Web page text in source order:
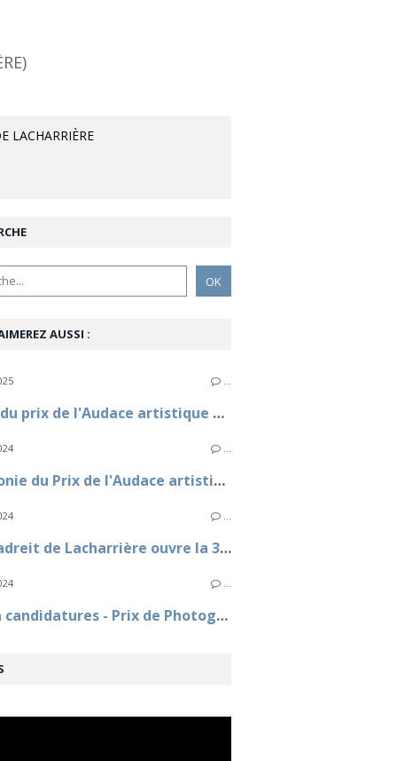
LACHARRIÈRE
AUSSI :
…
Le Jury du prix de l'Audace artistique et culturelle a désigné les 3 lauréats
…
Cérémonie du Prix de l'Audace artistique et culturelle 2024
…
Marc Ladreit de Lacharrière ouvre la 33e Journée du Livre Politique à l'Assemblée nationale
…
Appel à candidatures - Prix de Photographie Marc Ladreit de Lacharrière - Académie des beaux-arts - 15e édition